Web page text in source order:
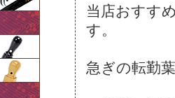
当店おすす
す。
急ぎの転勤